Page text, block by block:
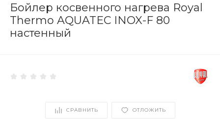
Бойлер косвенного нагрева Royal
Thermo AQUATEC INOX-F 80
настенный
СРАВНИТЬ ОТЛОЖИТЬ